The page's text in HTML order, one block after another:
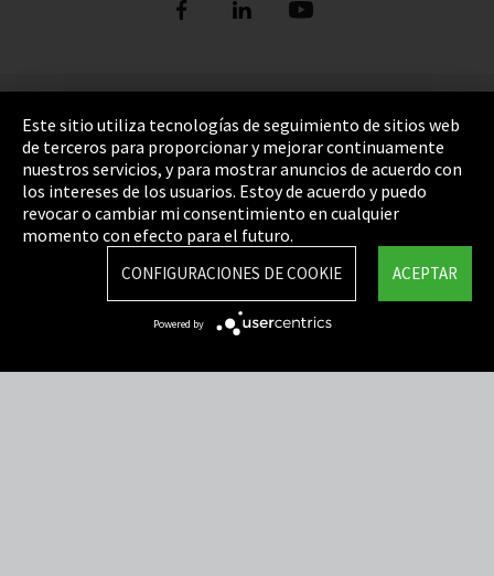
Pie de imprenta
Política de privacidad
Cookie Settings
Términos y Condiciones
Mapa del sitio
Integrity Line
Este sitio utiliza tecnologías de seguimiento de sitios web
de terceros para proporcionar y mejorar continuamente
nuestros servicios, y para mostrar anuncios de acuerdo con
los intereses de los usuarios. Estoy de acuerdo y puedo
revocar o cambiar mi consentimiento en cualquier
momento con efecto para el futuro.
ACEPTAR
CONFIGURACIONES DE COOKIE
Powered by